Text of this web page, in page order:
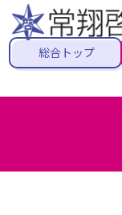
総合トップ